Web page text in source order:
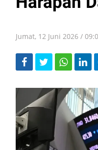
Jumat, 12 Juni 2026 /